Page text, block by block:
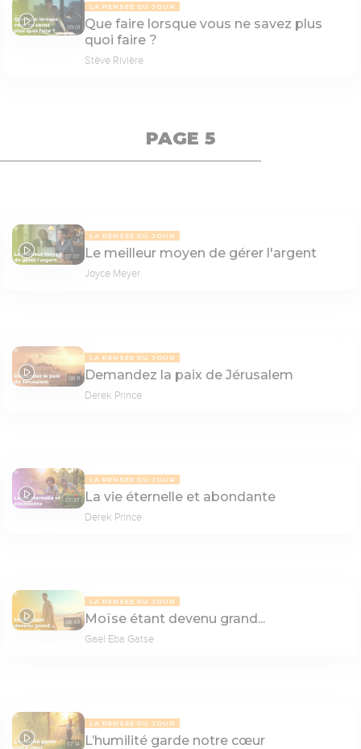
09:01
LA PENSÉE DU JOUR
Que faire lorsque vous ne savez plus
quoi faire ?
Stève Rivière
PAGE 5
07:07
LA PENSÉE DU JOUR
Le meilleur moyen de gérer l'argent
Joyce Meyer
08:11
LA PENSÉE DU JOUR
Demandez la paix de Jérusalem
Derek Prince
07:37
LA PENSÉE DU JOUR
La vie éternelle et abondante
Derek Prince
08:49
LA PENSÉE DU JOUR
Moïse étant devenu grand...
Gael Eba Gatse
07:14
LA PENSÉE DU JOUR
L’humilité garde notre cœur